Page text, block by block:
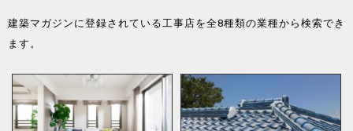
建築マガジンに登録されている工事店を全8種類の業種から検索でき
ます。